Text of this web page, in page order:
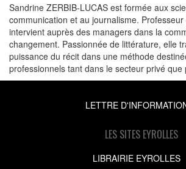
Sandrine ZERBIB-LUCAS est formée aux
communication et au journalisme.
intervient auprès des managers dans la
changement. Passionnée de littérature, elle
puissance du récit dans une méthode
professionnels tant dans le secteur privé que
LETTRE
LES SITES EYROLLES
LIBRAIRIE EYROLLES